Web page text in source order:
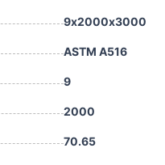
9х2000х3000
ASTM A516
9
2000
70.65